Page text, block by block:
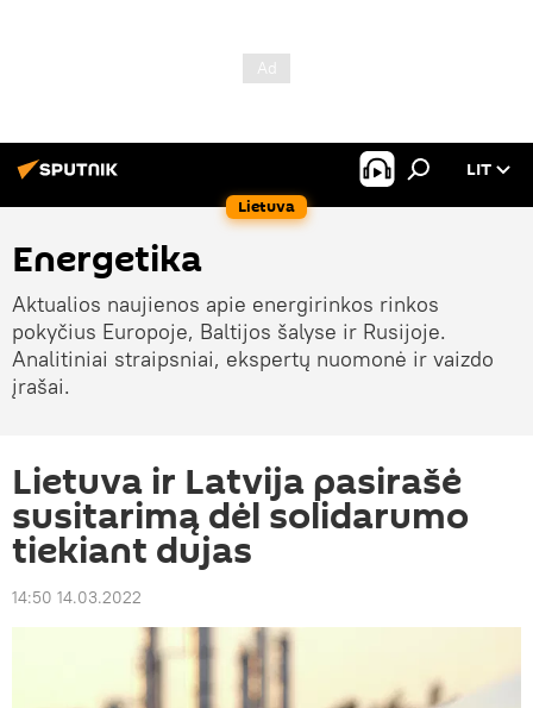
Lietuva
LIT
Energetika
Aktualios naujienos apie energirinkos rinkos
pokyčius Europoje, Baltijos šalyse ir Rusijoje.
Analitiniai straipsniai, ekspertų nuomonė ir vaizdo
įrašai.
Lietuva ir Latvija pasirašė
susitarimą dėl solidarumo
tiekiant dujas
14:50 14.03.2022